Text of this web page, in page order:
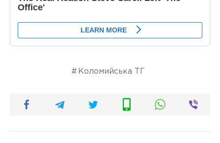
Коломийська ТГ